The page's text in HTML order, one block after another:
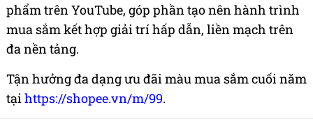
phẩm trên YouTube, góp phần tạo nên hành trình
mua sắm kết hợp giải trí hấp dẫn, liền mạch trên
đa nền tảng.
Tận hưởng đa dạng ưu đãi màu mua sắm cuối năm
tạihttps://shopee.vn/m/99.